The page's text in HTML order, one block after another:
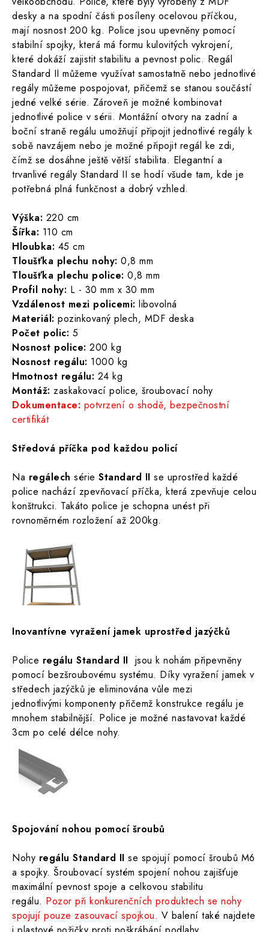
desky a na spodní části posíleny ocelovou příčkou,
mají nosnost 200 kg. Police jsou upevněny pomocí
stabilní spojky, která má formu kulovitých vykrojení,
které dokáží zajistit stabilitu a pevnost polic. Regál
Standard II můžeme využívat samostatně nebo jednotlivé
regály můžeme pospojovat, přičemž se stanou součástí
jedné velké série. Zároveň je možné kombinovat
jednotlivé police v sérii. Montážní otvory na zadní a
boční straně regálu umožňují připojit jednotlivé regály k
sobě navzájem nebo je možné připojit regál ke zdi,
čímž se dosáhne ještě větší stabilita. Elegantní a
trvanlivé regály Standard II se hodí všude tam, kde je
potřebná plná funkčnost a dobrý vzhled.
Výška: 220 cm
Šířka: 110 cm
Hloubka: 45 cm
Tloušťka plechu nohy: 0,8 mm
Tloušťka plechu police: 0,8 mm
Profil nohy: L - 30 mm x 30 mm
Vzdálenost mezi policemi: libovolná
Materiál: pozinkovaný plech, MDF deska
Počet polic: 5
Nosnost police: 200 kg
Nosnost regálu: 1000 kg
Hmotnost regálu: 24 kg
Montáž: zaskakovací police, šroubovací nohy
Dokumentace: potvrzení o shodě, bezpečnostní
certifikát
Středová příčka pod každou policí
Na regálech série Standard II se uprostřed každé
police nachází zpevňovací příčka, která zpevňuje celou
konštrukci. Takáto police je schopna unést při
rovnoměrném rozložení až 200kg.
Inovantívne vyražení jamek uprostřed jazýčků
Police regálu Standard II jsou k nohám připevněny
pomocí bezšroubovému systému. Díky vyražení jamek v
středech jazýčků je eliminována vůle mezi
jednotlivými komponenty přičemž konstrukce regálu je
mnohem stabilnější. Police je možné nastavovat každé
3cm po celé délce nohy.
Spojování nohou pomocí šroubů
Nohy regálu Standard II se spojují pomocí šroubů M6
a spojky. Šroubovací systém spojení nohou zajišťuje
maximální pevnost spoje a celkovou stabilitu
regálu. Pozor při konkurenčních produktech se nohy
spojují pouze zasouvací spojkou. V balení také najdete